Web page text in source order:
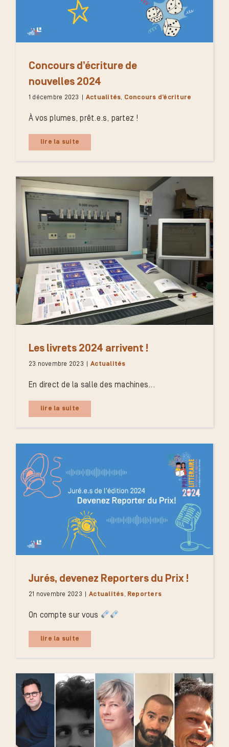
Concours d’écriture de
nouvelles 2024
1 décembre 2023 Actualités, Concours d’écriture
À vos plumes, prêt.e.s, partez !
lire la suite
Les livrets 2024 arrivent !
23 novembre 2023 Actualités
En direct de la salle des machines...
lire la suite
Jurés, devenez Reporters du Prix !
21 novembre 2023 Actualités, Reporters
On compte sur vous
lire la suite